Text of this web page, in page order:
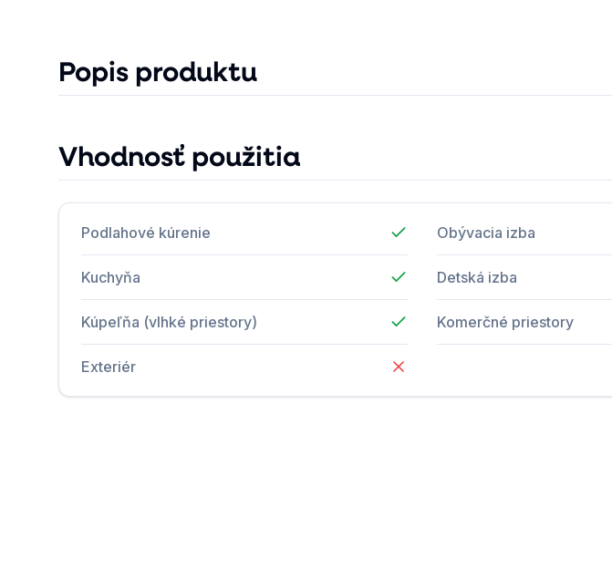
Popis produktu
Vhodnosť použitia
Podlahové kúrenie Obývacia izba
Kuchyňa Detská izba
Kúpeľňa (vlhké priestory) Komerčné priestory
Exteriér